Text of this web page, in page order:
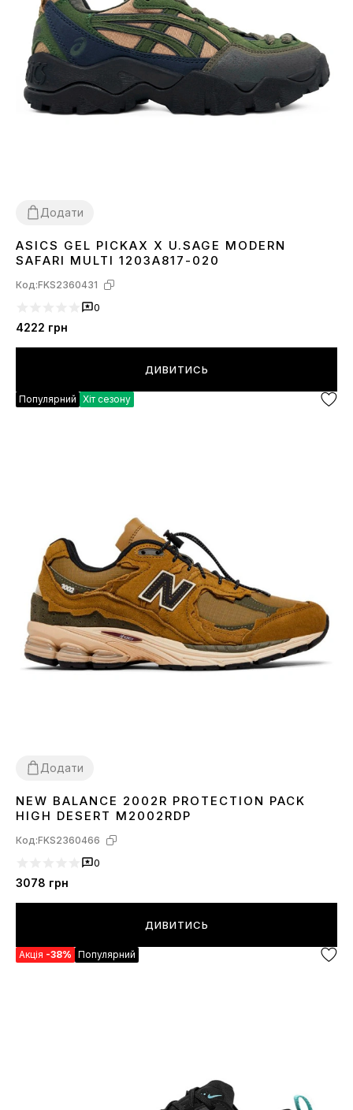
Додати
40 4142 4344 45
ASICS GEL PICKAX X U.SAGE MODERN
SAFARI MULTI 1203A817-020
Код:FKS2360431
0
4222 грн
ДИВИТИСЬ
Популярний Хіт сезону
Додати
4142 43444546
NEW BALANCE 2002R PROTECTION PACK
HIGH DESERT M2002RDP
Код:FKS2360466
0
3078 грн
ДИВИТИСЬ
Акція -38% Популярний